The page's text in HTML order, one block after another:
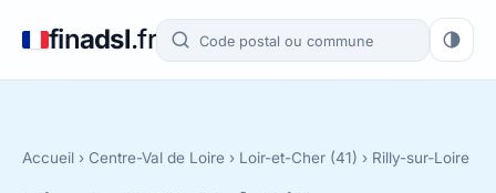
finadsl.fr
Accueil › Centre-Val de Loire › Loir-et-Cher (41) › Rilly-sur-Loire